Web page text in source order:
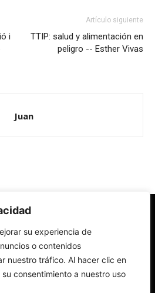
su experiencia de
o contenidos
nuestro tráfico. Al hacer clic en
consentimiento a nuestro uso
i
Artículo siguiente
TTIP: salud y alimentación en
peligro -- Esther Vivas
Juan
Iglesia católica y la sociedad